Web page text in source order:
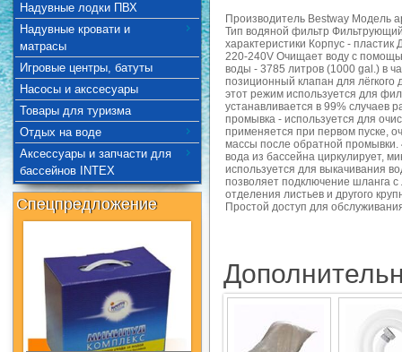
Надувные лодки ПВХ
Надувные кровати и
матрасы
Игровые центры, батуты
Насосы и акссесуары
Товары для туризма
Отдых на воде
Аксессуары и запчасти для
бассейнов INTEX
Спецпредложение
Производитель Bestway Модель
Тип водяной фильтр
характеристики Корпус -
220-240V Очищает воду с
воды - 3785 литров (1000 gal.) в
позиционный клапан для
этот режим используется для
устанавливается в 99% случаев
промывка - используется для
применяется при первом пуске,
массы после обратной
вода из бассейна циркулирует,
используется для выкачивания
позволяет подключение шланга
отделения листьев и другого
Простой доступ для